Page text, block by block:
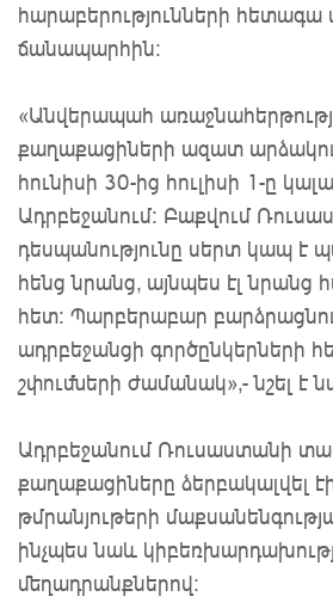
հարաբերությունների
ճանապարհին:
«Անվերապահ
քաղաքացիների ազատ
հունիսի 30-ից հուլիսի 1-ը
Ադրբեջանում: Բաքվում
դեսպանությունը սերտ կապ է
հենց նրանց, այնպես էլ նրանց
հետ: Պարբերաբար
ադրբեջանցի գործընկերների
շփումների ժամանակ»,- նշել է
Ադրբեջանում Ռուսաստանի
քաղաքացիները ձերբակալվել
թմրանյութերի
ինչպես նաև
մեղադրանքներով։